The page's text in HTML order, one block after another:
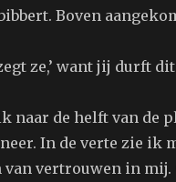
Boven
ze,’ want jij durft
naar de helft van de
In de verte zie ik
van vertrouwen in mij.